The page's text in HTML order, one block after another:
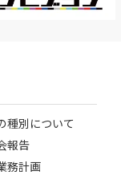
種別について
報告
務計画